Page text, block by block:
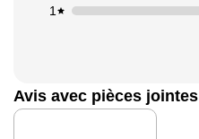
1
Avis avec pièces jointes